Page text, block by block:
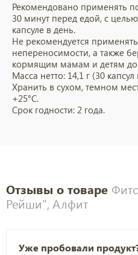
Рекомендовано применять
30 минут перед едой, с
капсуле в день.
Не рекомендуется
непереносимости, а также
кормящим мамам и детям до
Масса нетто: 14,1 г (30
Хранить в сухом, темном
+25°С.
Срок годности: 2 года.
Отзывы о товаре
Рейши", Алфит
Уже пробовали